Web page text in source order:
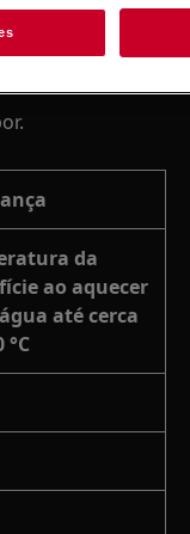
da
ao aquecer
até cerca
°C